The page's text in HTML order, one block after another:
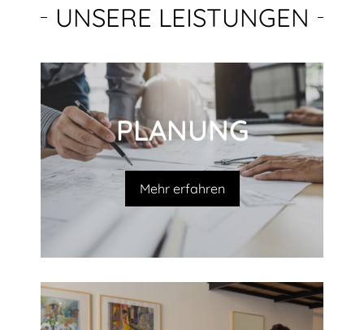
UNSERE LEISTUNGEN
PLANUNG
Mehr erfahren